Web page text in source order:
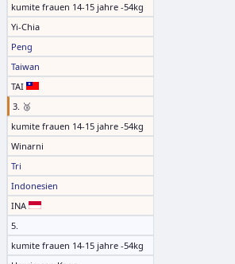
kumite frauen 14-15 jahre -54kg
Yi-Chia
Peng
Taiwan
TAI
3. 🥉
kumite frauen 14-15 jahre -54kg
Winarni
Tri
Indonesien
INA
5.
kumite frauen 14-15 jahre -54kg